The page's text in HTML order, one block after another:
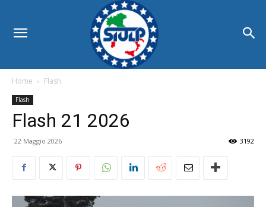
Home Flash
Flash
Flash 21 2026
22 Maggio 2026 3192